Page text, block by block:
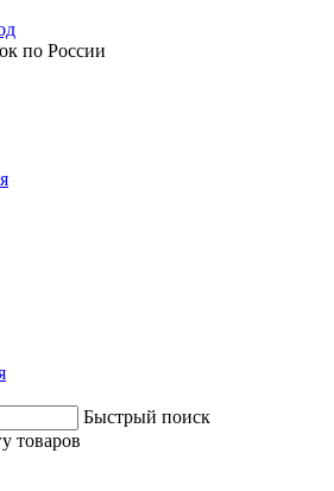
по России
Быстрый поиск
товаров